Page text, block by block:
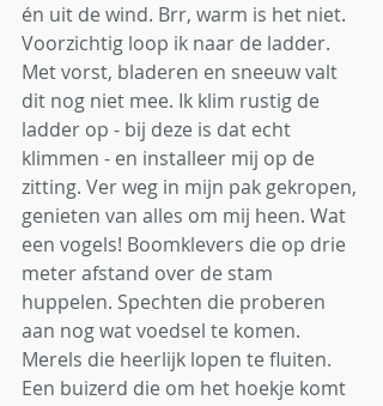
én uit de wind. Brr, warm is het niet.
Voorzichtig loop ik naar de ladder.
Met vorst, bladeren en sneeuw valt
dit nog niet mee. Ik klim rustig de
ladder op - bij deze is dat echt
klimmen - en installeer mij op de
zitting. Ver weg in mijn pak gekropen,
genieten van alles om mij heen. Wat
een vogels! Boomklevers die op drie
meter afstand over de stam
huppelen. Spechten die proberen
aan nog wat voedsel te komen.
Merels die heerlijk lopen te fluiten.
Een buizerd die om het hoekje komt